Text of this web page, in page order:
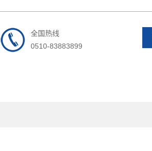
全国热线
0510-83883899